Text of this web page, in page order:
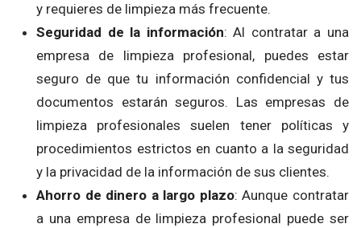
y requieres de limpieza más frecuente.
Seguridad de la información: Al contratar a una
empresa de limpieza profesional, puedes estar
seguro de que tu información confidencial y tus
documentos estarán seguros. Las empresas de
limpieza profesionales suelen tener políticas y
procedimientos estrictos en cuanto a la seguridad
y la privacidad de la información de sus clientes.
Ahorro de dinero a largo plazo: Aunque contratar
a una empresa de limpieza profesional puede ser